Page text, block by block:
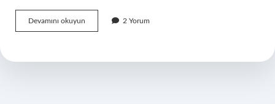
Devamını okuyun
Hangi
2 Yorum